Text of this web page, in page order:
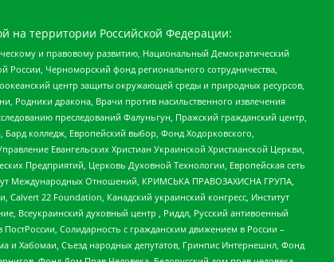
на территории Российской Федерации:
и правовому развитию, Национальный Демократический
России, Черноморский фонд регионального сотрудничества,
центр защиты окружающей среды и природных ресурсов,
Родники дракона, Врачи против насильственного извлечения
преследований Фалуньгун, Пражский гражданский центр,
колледж, Европейский выбор, Фонд Ходорковского,
Евангельских Христиан Украинской Христианской Церкви,
Предприятий, Церковь Духовной Технологии, Европейская сеть
Международных Отношений, КРИМСЬКА ПРАВОЗАХИСНА ГРУПА,
22 Foundation, Канадский украинский конгресс, Институт
Всеукраинский духовный центр , Риддл, Русский антивоенный
Солидарность с гражданским движением в России –
и Хабомаи, Съезд народных депутатов, Гринпис Интернешнл, Фонд